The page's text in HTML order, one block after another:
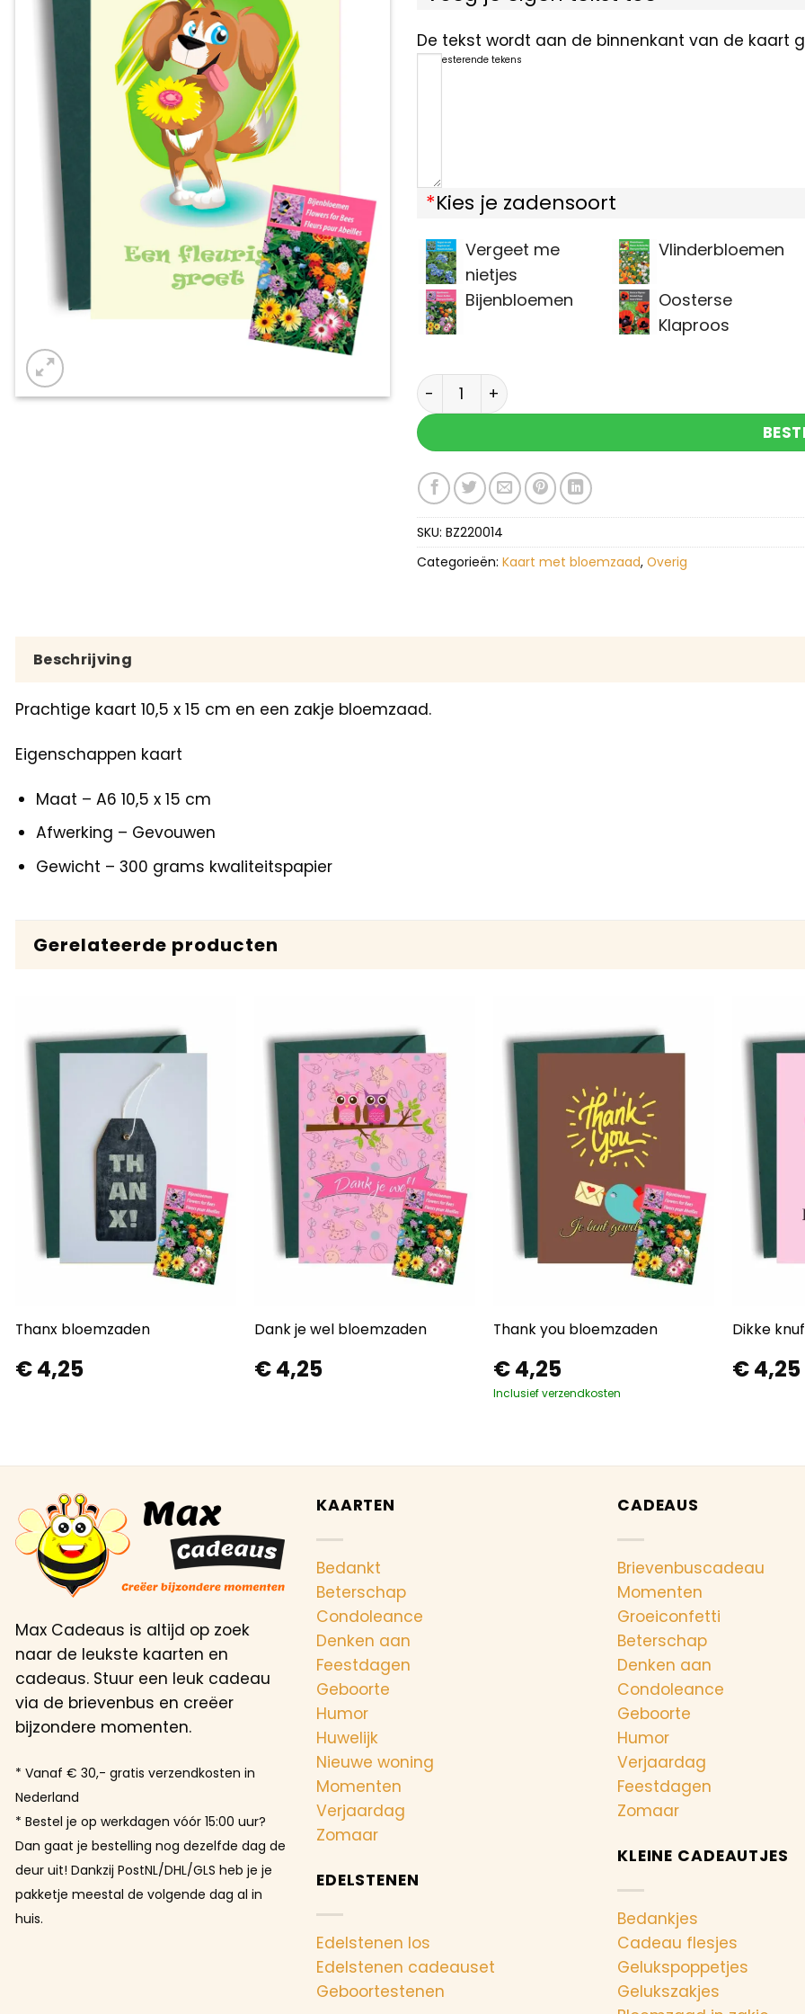
De tekst wordt aan de binnenkant van de kaart
resterende tekens
*Kies je zadensoort
Vergeet me
nietjes
Vlinderbloemen
Bijenbloemen
Oosterse
Klaproos
Een fleurige groet bloemzaden aantal
SKU: BZ220014
Categorieën: Kaart met bloemzaad, Overig
Beschrijving
Prachtige kaart 10,5 x 15 cm en een zakje bloemzaad.
Eigenschappen kaart
Maat – A6 10,5 x 15 cm
Afwerking – Gevouwen
Gewicht – 300 grams kwaliteitspapier
Gerelateerde producten
Thanx bloemzaden
€4,25
Dank je wel bloemzaden
€4,25
Thank you bloemzaden
€4,25
Inclusief verzendkosten
Dikke
€4,25
Max Cadeaus is altijd op zoek
naar de leukste kaarten en
cadeaus. Stuur een leuk cadeau
via de brievenbus en creëer
bijzondere momenten.
* Vanaf € 30,- gratis verzendkosten in
Nederland
* Bestel je op werkdagen vóór 15:00 uur?
Dan gaat je bestelling nog dezelfde dag de
deur uit! Dankzij PostNL/DHL/GLS heb je je
pakketje meestal de volgende dag al in
huis.
KAARTEN
Bedankt
Beterschap
Condoleance
Denken aan
Feestdagen
Geboorte
Humor
Huwelijk
Nieuwe woning
Momenten
Verjaardag
Zomaar
EDELSTENEN
Edelstenen los
Edelstenen cadeauset
Geboortestenen
CADEAUS
Brievenbuscadeau
Momenten
Groeiconfetti
Beterschap
Denken aan
Condoleance
Geboorte
Humor
Verjaardag
Feestdagen
Zomaar
KLEINE CADEAUTJES
Bedankjes
Cadeau flesjes
Gelukspoppetjes
Gelukszakjes